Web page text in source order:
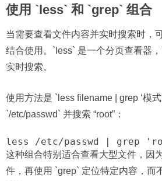
使用 `less` 和 `grep` 组合
当需要查看文件内容并实时搜索时，
结合使用。`less` 是一个分页查看器
实时搜索。
使用方法是 `less filename | grep ‘模
`/etc/passwd` 并搜索 “root”：
less /etc/passwd | grep
这种组合特别适合查看大型文件，因
件，再使用 `grep` 定位特定内容，而